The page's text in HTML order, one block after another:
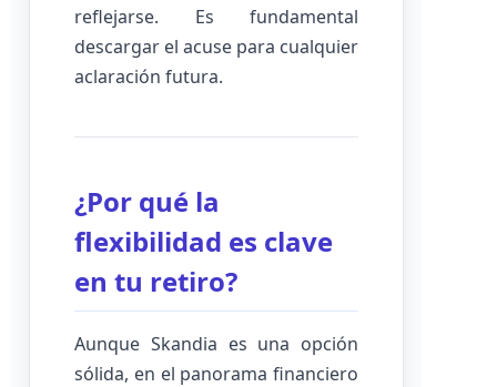
reflejarse. Es fundamental
descargar el acuse para cualquier
aclaración futura.
¿Por qué la
flexibilidad es clave
en tu retiro?
Aunque Skandia es una opción
sólida, en el panorama financiero